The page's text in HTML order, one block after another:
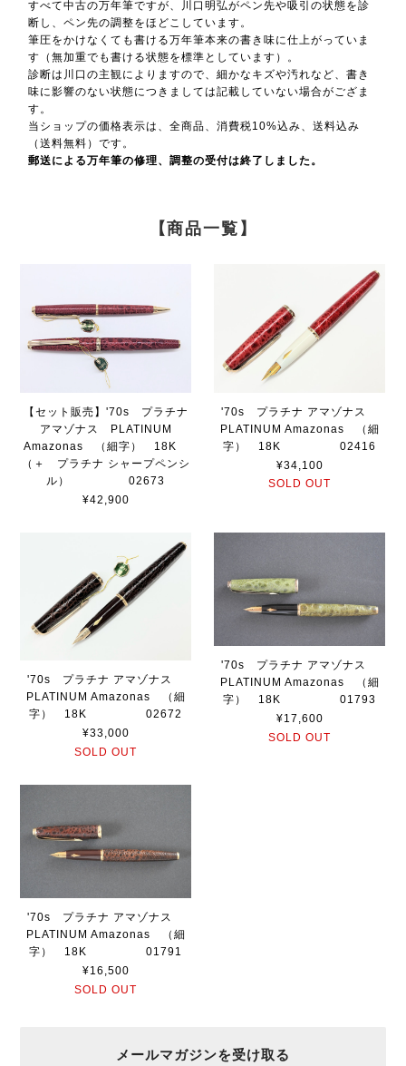
すべて中古の万年筆ですが、川口明弘がペン先や吸引の状態を診
断し、ペン先の調整をほどこしています。
筆圧をかけなくても書ける万年筆本来の書き味に仕上がっていま
す（無加重でも書ける状態を標準としています）。
診断は川口の主観によりますので、細かなキズや汚れなど、書き
味に影響のない状態につきましては記載していない場合がござま
す。
当ショップの価格表示は、全商品、消費税10%込み、送料込み
（送料無料）です。
郵送による万年筆の修理、調整の受付は終了しました。
【商品一覧】
【セット販売】'70s プラチナ
アマゾナス PLATINUM
Amazonas （細字） 18K
（＋ プラチナ シャープペンシ
ル） 02673
¥42,900
'70s プラチナ アマゾナス
PLATINUM Amazonas （細
字） 18K 02416
¥34,100
SOLD OUT
'70s プラチナ アマゾナス
PLATINUM Amazonas （細
字） 18K 02672
¥33,000
SOLD OUT
'70s プラチナ アマゾナス
PLATINUM Amazonas （細
字） 18K 01793
¥17,600
SOLD OUT
'70s プラチナ アマゾナス
PLATINUM Amazonas （細
字） 18K 01791
¥16,500
SOLD OUT
メールマガジンを受け取る